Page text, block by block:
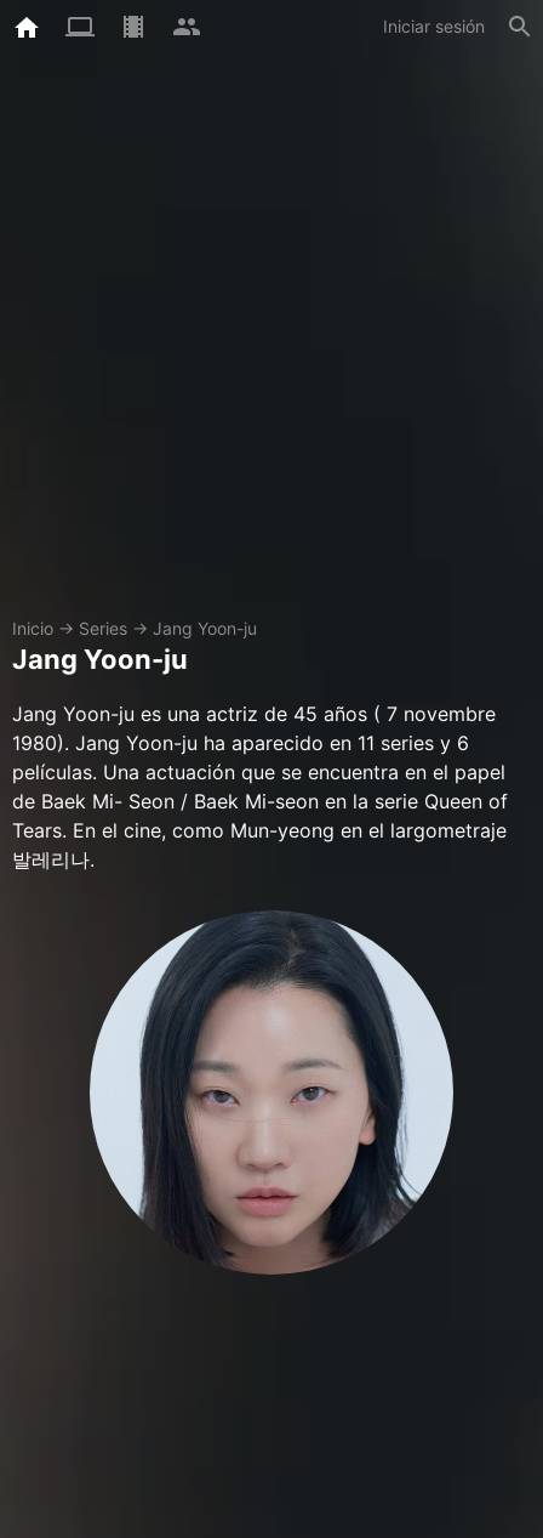
Iniciar sesión
Inicio → Series → Jang Yoon-ju
Jang Yoon-ju
Jang Yoon-ju es una actriz de 45 años ( 7 novembre
1980). Jang Yoon-ju ha aparecido en 11 series y 6
películas. Una actuación que se encuentra en el papel
de Baek Mi- Seon / Baek Mi-seon en la serie Queen of
Tears. En el cine, como Mun-yeong en el largometraje
발레리나.